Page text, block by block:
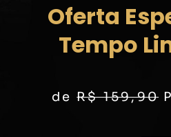
Oferta
Tempo
deR$ 159,90